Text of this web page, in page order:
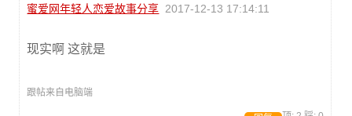
蜜爱网年轻人恋爱故事分享 2017-12-13 17:14:11
现实啊 这就是
跟帖来自电脑端